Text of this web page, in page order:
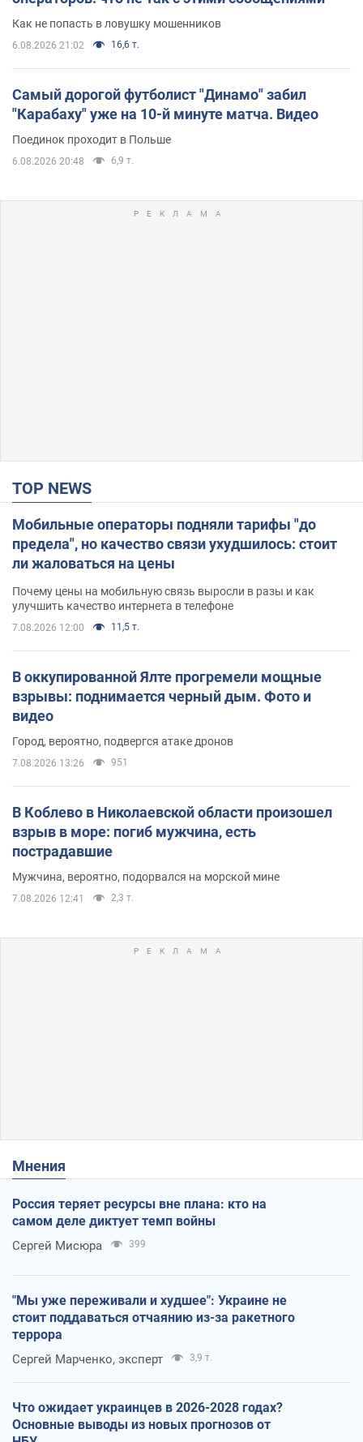
Как не попасть в ловушку мошенников
6.08.2026 21:02 16,6 т.
Самый дорогой футболист "Динамо" забил
"Карабаху" уже на 10-й минуте матча. Видео
Поединок проходит в Польше
6.08.2026 20:48 6,9 т.
TOP NEWS
Мобильные операторы подняли тарифы "до
предела", но качество связи ухудшилось: стоит
ли жаловаться на цены
Почему цены на мобильную связь выросли в разы и как
улучшить качество интернета в телефоне
7.08.2026 12:00 11,5 т.
В оккупированной Ялте прогремели мощные
взрывы: поднимается черный дым. Фото и
видео
Город, вероятно, подвергся атаке дронов
7.08.2026 13:26 951
В Коблево в Николаевской области произошел
взрыв в море: погиб мужчина, есть
пострадавшие
Мужчина, вероятно, подорвался на морской мине
7.08.2026 12:41 2,3 т.
Мнения
Россия теряет ресурсы вне плана: кто на
самом деле диктует темп войны
Сергей Мисюра 399
"Мы уже переживали и худшее": Украине не
стоит поддаваться отчаянию из-за ракетного
террора
Сергей Марченко, эксперт 3,9 т.
Что ожидает украинцев в 2026-2028 годах?
Основные выводы из новых прогнозов от